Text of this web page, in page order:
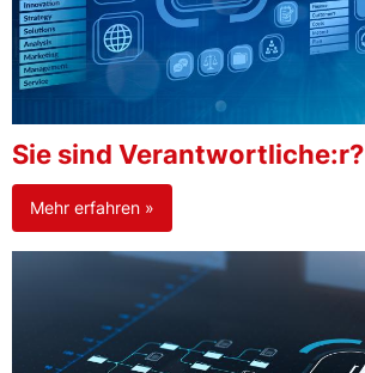
Sie sind Verantwortliche:r?
Mehr erfahren »